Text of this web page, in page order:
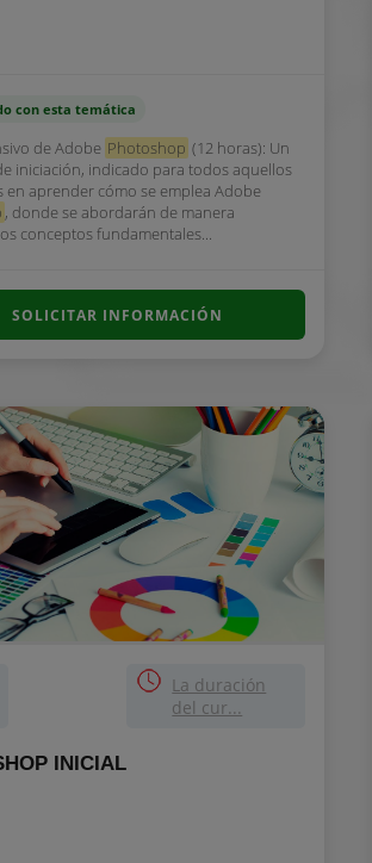
con esta temática
de Adobe Photoshop (12 horas): Un
iniciación, indicado para todos aquellos
en aprender cómo se emplea Adobe
, donde se abordarán de manera
conceptos fundamentales...
SOLICITAR INFORMACIÓN
La duración
del cur...
INICIAL